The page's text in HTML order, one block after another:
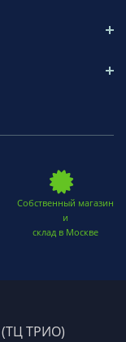
Собственный магазин
и
склад в Москве
(ТЦ ТРИО)